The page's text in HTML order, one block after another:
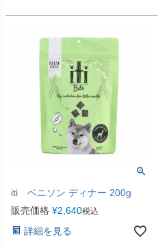
iti ベニソン ディナー 200g
販売価格 ¥2,640税込
詳細を見る